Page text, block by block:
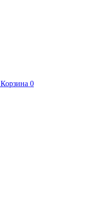
Корзина 0